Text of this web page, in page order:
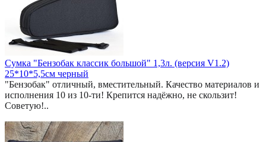
Сумка "Бензобак классик большой" 1,3л. (версия V1.2)
25*10*5,5см черный
"Бензобак" отличный, вместительный. Качество материалов и
исполнения 10 из 10-ти! Крепится надёжно, не скользит!
Советую!..